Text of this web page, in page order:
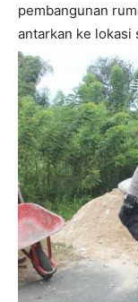
pembangunan
antarkan ke lokasi